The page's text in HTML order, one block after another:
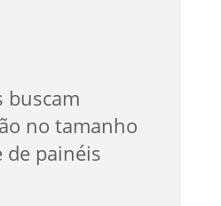
buscam
no tamanho
de painéis